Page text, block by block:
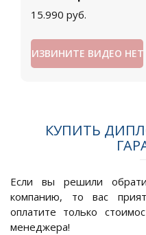
15.990 руб.
ИЗВИНИТЕ ВИДЕО НЕТ
КУПИТЬ
Если вы решили
компанию, то вас
оплатите только
менеджера!